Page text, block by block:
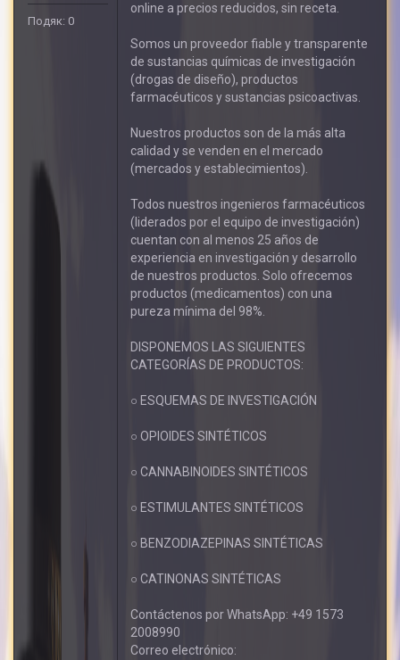
Подяк: 0
online a precios reducidos, sin receta.
Somos un proveedor fiable y transparente
de sustancias químicas de investigación
(drogas de diseño), productos
farmacéuticos y sustancias psicoactivas.
Nuestros productos son de la más alta
calidad y se venden en el mercado
(mercados y establecimientos).
Todos nuestros ingenieros farmacéuticos
(liderados por el equipo de investigación)
cuentan con al menos 25 años de
experiencia en investigación y desarrollo
de nuestros productos. Solo ofrecemos
productos (medicamentos) con una
pureza mínima del 98%.
DISPONEMOS LAS SIGUIENTES
CATEGORÍAS DE PRODUCTOS:
○ ESQUEMAS DE INVESTIGACIÓN
○ OPIOIDES SINTÉTICOS
○ CANNABINOIDES SINTÉTICOS
○ ESTIMULANTES SINTÉTICOS
○ BENZODIAZEPINAS SINTÉTICAS
○ CATINONAS SINTÉTICAS
Contáctenos por WhatsApp: +49 1573
2008990
Correo electrónico: